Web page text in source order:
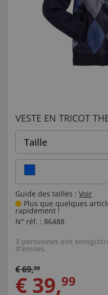
VESTE EN TRICOT
Taille
Guide des tailles : Voir
Plus que quelques
rapidement !
N° réf. : 86488
3 personnes ont
d’envies.
€69,99
€ 39,99